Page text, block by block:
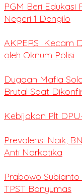
PGM Beri Edukasi
Negeri 1 Dengilo
AKPERSI Kecam
oleh Oknum Polisi
Dugaan Mafia
Brutal Saat
Kebijakan Plt
Prevalensi Naik,
Anti Narkotika
Prabowo
TPST Banyumas